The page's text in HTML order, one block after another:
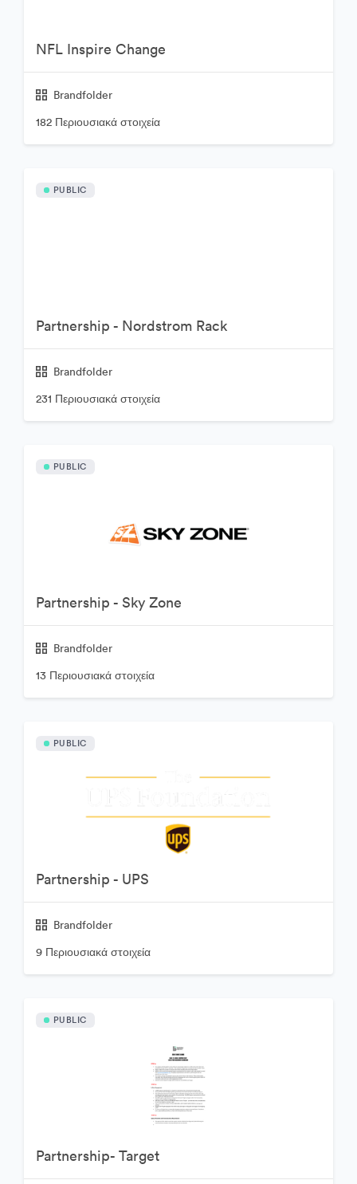
NFL Inspire Change
Brandfolder
182 Περιουσιακά στοιχεία
PUBLIC
Partnership - Nordstrom Rack
Brandfolder
231 Περιουσιακά στοιχεία
PUBLIC
Partnership - Sky Zone
Brandfolder
13 Περιουσιακά στοιχεία
PUBLIC
Partnership - UPS
Brandfolder
9 Περιουσιακά στοιχεία
PUBLIC
Partnership- Target